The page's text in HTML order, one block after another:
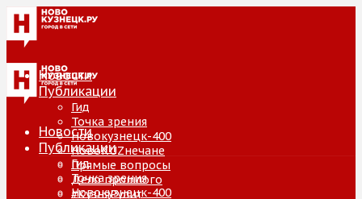
Новости
Публикации
Гид
Точка зрения
Новокузнецк-400
НовоKUZнечане
Прямые вопросы
Дело прошлого
#КузняРулит
Новости
Публикации
Гид
Точка зрения
Новокузнецк-400